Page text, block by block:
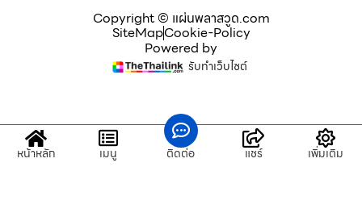
Copyright © แผ่นพลาสวูด.com
SiteMapCookie-Policy
Powered by
รับทำเว็บไซต์
หน้าหลัก เมนู ติดต่อ แชร์ เพิ่มเติม